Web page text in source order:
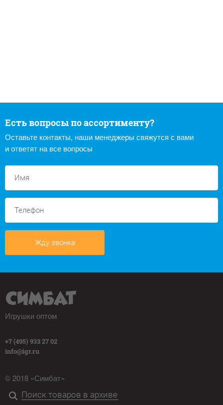
Есть вопросы по ассортименту?
Оставьте контакты, наши менеджеры свяжутся с вами
и ответят на все вопросы
Жду звонка
Игрушки оптом
+7 (495) 933 27 02
info@igr.ru
© 2018 «Симбат»